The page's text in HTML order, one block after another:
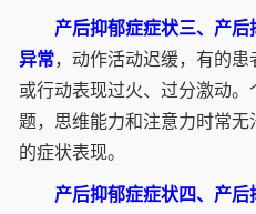
产后抑郁症症状三、产
异常，动作活动迟缓，有的
或行动表现过火、过分激动。
题，思维能力和注意力时常
的症状表现。
产后抑郁症症状四、产